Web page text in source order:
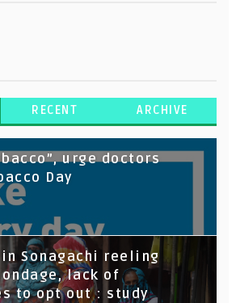
RECENT ARCHIVE
urge doctors
Day
Sonagachi reeling
lack of
to opt out : study